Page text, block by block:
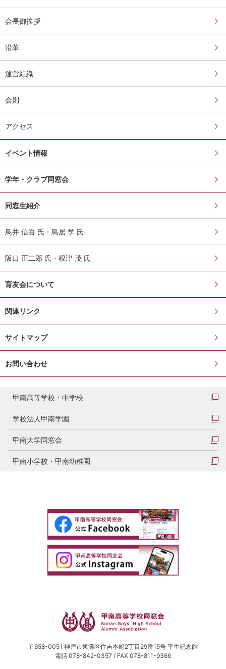
会長御挨拶
沿革
運営組織
会則
アクセス
イベント情報
学年・クラブ同窓会
同窓生紹介
鳥井 信吾 氏・鳥居 学 氏
阪口 正二郎 氏・根津 茂 氏
育友会について
関連リンク
サイトマップ
お問い合わせ
甲南高等学校・中学校
学校法人甲南学園
甲南大学同窓会
甲南小学校・甲南幼稚園
〒658-0051 神戸市東灘区住吉本町2丁目29番15号 平生記念館
電話 078-842-0357 / FAX 078-811-9366